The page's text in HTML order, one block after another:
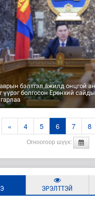
бэлтгэл ажилд онцгой
үүрэг болгосон Ерөнхий
« 4 5 6 7 8
Огноогоор шүүх:
ЭРЭЛТТЭЙ